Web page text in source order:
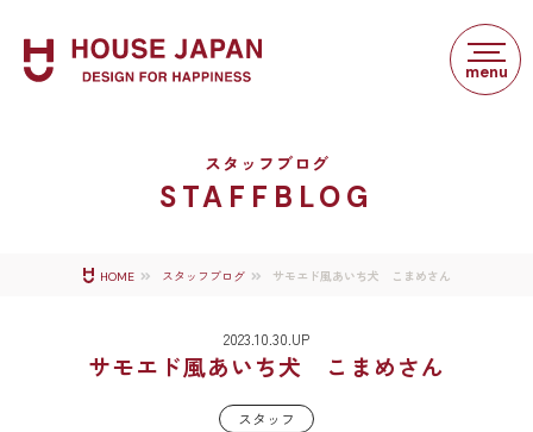
スタッフブログ
STAFFBLOG
HOME スタッフブログ サモエド風あいち犬 こまめさん
2023.10.30.UP
サモエド風あいち犬 こまめさん
スタッフ